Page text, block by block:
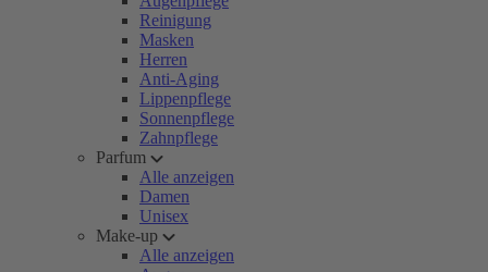
Reinigung
Masken
Herren
Anti-Aging
Lippenpflege
Sonnenpflege
Zahnpflege
Parfum
Alle anzeigen
Damen
Unisex
Make-up
Alle anzeigen